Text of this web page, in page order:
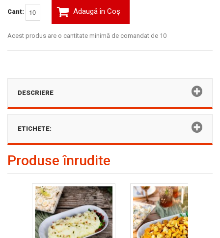
Cant: Adaugă în Coş
Acest produs are o cantitate minimă de comandat de 10
DESCRIERE
ETICHETE:
Produse înrudite